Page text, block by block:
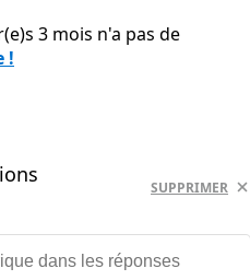
3 mois n'a pas de
!
SUPPRIMER